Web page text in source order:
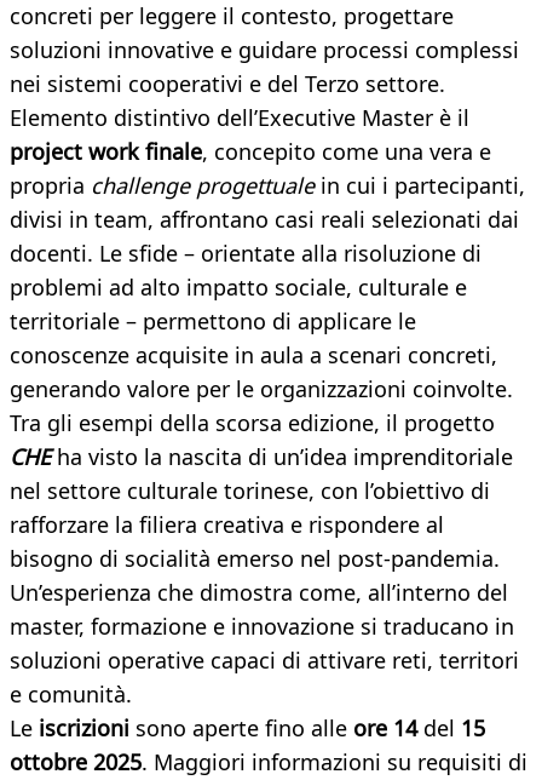
concreti per leggere il contesto, progettare
soluzioni innovative e guidare processi complessi
nei sistemi cooperativi e del Terzo settore.
Elemento distintivo dell’Executive Master è il
project work finale, concepito come una vera e
propria challenge progettualein cui i partecipanti,
divisi in team, affrontano casi reali selezionati dai
docenti. Le sfide – orientate alla risoluzione di
problemi ad alto impatto sociale, culturale e
territoriale – permettono di applicare le
conoscenze acquisite in aula a scenari concreti,
generando valore per le organizzazioni coinvolte.
Tra gli esempi della scorsa edizione, il progetto
CHE ha visto la nascita di un’idea imprenditoriale
nel settore culturale torinese, con l’obiettivo di
rafforzare la filiera creativa e rispondere al
bisogno di socialità emerso nel post-pandemia.
Un’esperienza che dimostra come, all’interno del
master, formazione e innovazione si traducano in
soluzioni operative capaci di attivare reti, territori
e comunità.
Le iscrizioni sono aperte fino alle ore 14 del 15
ottobre 2025. Maggiori informazioni su requisiti di